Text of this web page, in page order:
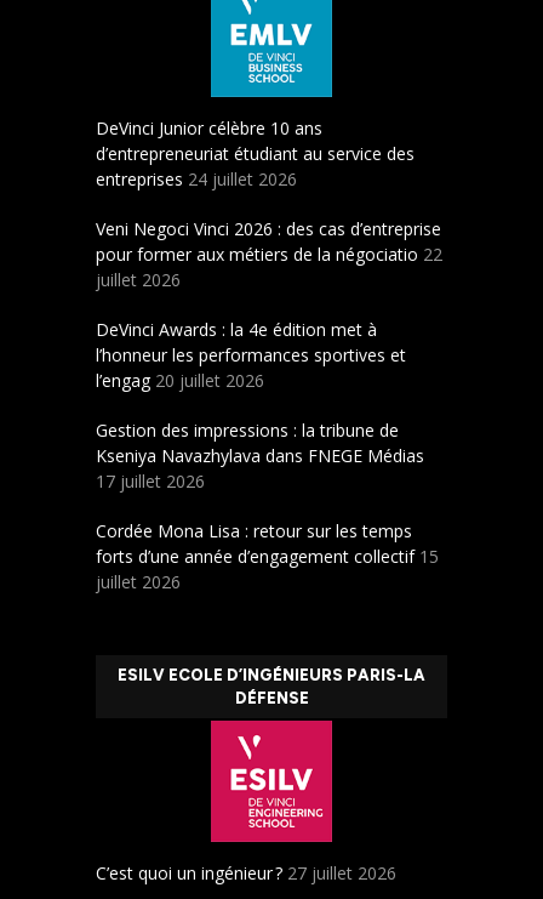
DeVinci Junior célèbre 10 ans
d’entrepreneuriat étudiant au service des
entreprises 24 juillet 2026
Veni Negoci Vinci 2026 : des cas d’entreprise
pour former aux métiers de la négociatio 22
juillet 2026
DeVinci Awards : la 4e édition met à
l’honneur les performances sportives et
l’engag 20 juillet 2026
Gestion des impressions : la tribune de
Kseniya Navazhylava dans FNEGE Médias
17 juillet 2026
Cordée Mona Lisa : retour sur les temps
forts d’une année d’engagement collectif 15
juillet 2026
ESILV ECOLE D’INGÉNIEURS PARIS-LA
DÉFENSE
C’est quoi un ingénieur ? 27 juillet 2026